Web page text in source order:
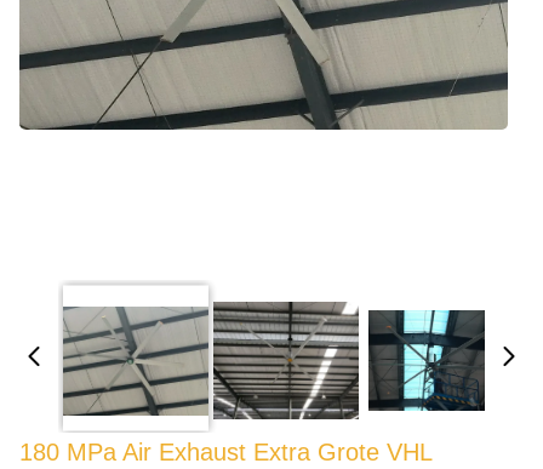
180 MPa Air Exhaust Extra Grote VHL